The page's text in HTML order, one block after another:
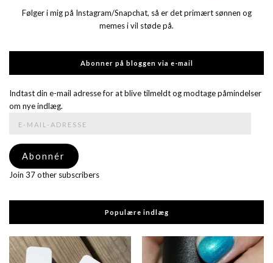
Følger i mig på Instagram/Snapchat, så er det primært sønnen og
memes i vil støde på.
Abonner på bloggen via e-mail
Indtast din e-mail adresse for at blive tilmeldt og modtage påmindelser
om nye indlæg.
adresse
Abonnér
Join 37 other subscribers
Populære indlæg